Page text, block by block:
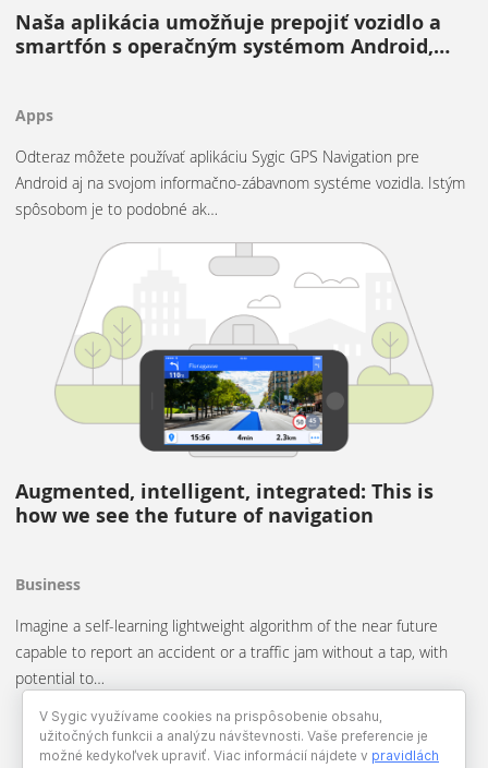
Naša aplikácia umožňuje prepojiť vozidlo a
smartfón s operačným systémom Android,…
Apps
Odteraz môžete používať aplikáciu Sygic GPS Navigation pre
Android aj na svojom informačno-zábavnom systéme vozidla. Istým
spôsobom je to podobné ak…
Augmented, intelligent, integrated: This is
how we see the future of navigation
Business
Imagine a self-learning lightweight algorithm of the near future
capable to report an accident or a traffic jam without a tap, with
potential to…
V Sygic využívame cookies na prispôsobenie obsahu,
užitočných funkcii a analýzu návštevnosti. Vaše preferencie je
možné kedykoľvek upraviť. Viac informácií nájdete v pravidlách